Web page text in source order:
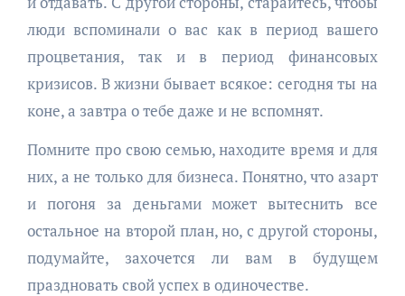
люди вспоминали о вас как в период вашего
процветания, так и в период финансовых
кризисов. В жизни бывает всякое: сегодня ты на
коне, а завтра о тебе даже и не вспомнят.
Помните про свою семью, находите время и для
них, а не только для бизнеса. Понятно, что азарт
и погоня за деньгами может вытеснить все
остальное на второй план, но, с другой стороны,
подумайте, захочется ли вам в будущем
праздновать свой успех в одиночестве.